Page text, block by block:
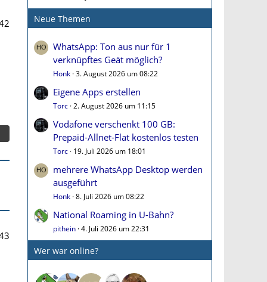
Neue Themen
WhatsApp: Ton aus nur für 1
verknüpftes Geät möglich?
Honk 3. August 2026 um 08:22
Eigene Apps erstellen
Torc 2. August 2026 um 11:15
Vodafone verschenkt 100 GB:
Prepaid-Allnet-Flat kostenlos testen
Torc 19. Juli 2026 um 18:01
mehrere WhatsApp Desktop werden
ausgeführt
Honk 8. Juli 2026 um 08:22
National Roaming in U-Bahn?
pithein 4. Juli 2026 um 22:31
Wer war online?